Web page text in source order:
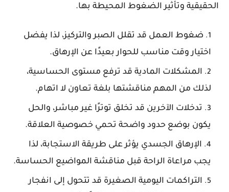
الحقيقية وتأثير الضغوط المحيطة بها.
ضغوط العمل قد تقلل الصبر والتركيز، لذا يفضل
اختيار وقت مناسب للحوار بعيدًا عن الإرهاق.
المشكلات المادية قد ترفع مستوى الحساسية،
لذلك من المهم مناقشتها بلغة تعاون لا اتهام.
تدخلات الآخرين قد تخلق توترًا غير مباشر، والحل
يكون بوضع حدود واضحة تحمي خصوصية العلاقة.
الإرهاق الجسدي يؤثر على طريقة الاستجابة، لذا
يجب مراعاة الراحة قبل مناقشة المواضيع الحساسة.
التراكمات اليومية الصغيرة قد تتحول إلى انفجار